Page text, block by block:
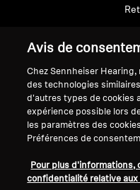
Support
Mentions légales
Politique de
générale
ligne aux consommateurs
Politique de divulgation
Avis de
Chez Sennheiser
des technologies
d'autres types de cookies
expérience possible lors
les paramètres des
Préférences de
Pour plus d'informations,
confidentialité relative aux